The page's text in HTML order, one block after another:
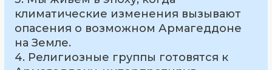
климатические изменения вызывают
опасения о возможном Армагеддоне
на Земле.
4. Религиозные группы готовятся к